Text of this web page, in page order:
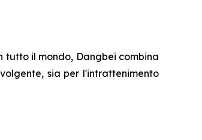
tutto il mondo, Dangbei combina
sia per l'intrattenimento